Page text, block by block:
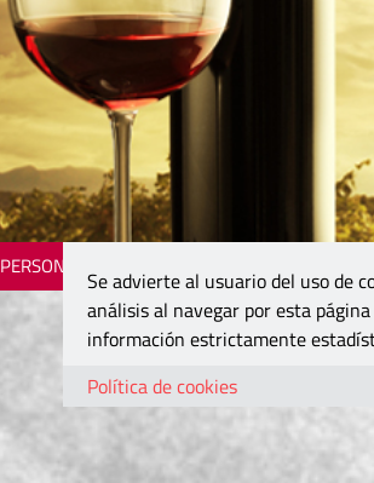
PERSONAJES
Se advierte al usuario del uso de
análisis al navegar por esta
información estrictamente
Política de cookies